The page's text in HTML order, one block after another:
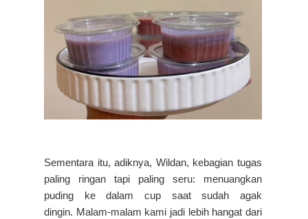
Sementara itu, adiknya, Wildan, kebagian tugas
paling ringan tapi paling seru: menuangkan
puding ke dalam cup saat sudah agak
dingin. Malam-malam kami jadi lebih hangat dari